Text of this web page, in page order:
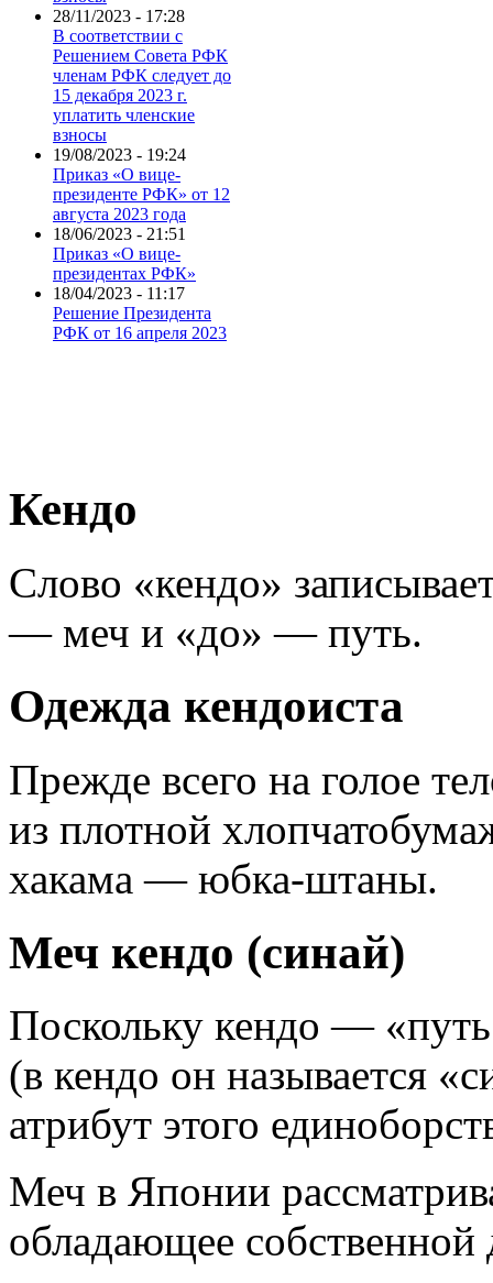
28/11/2023 - 17:28
В соответствии с
Решением Совета РФК
членам РФК следует до
15 декабря 2023 г.
уплатить членские
взносы
19/08/2023 - 19:24
Приказ «О вице-
президенте РФК» от 12
августа 2023 года
18/06/2023 - 21:51
Приказ «О вице-
президентах РФК»
18/04/2023 - 11:17
Решение Президента
РФК от 16 апреля 2023
Кендо
Слово «кендо»
— меч и «до» — путь.
Одежда кендоиста
Прежде всего на голое
из плотной
хакама — юбка-штаны.
Меч кендо (синай)
Поскольку кендо — «путь
(в кендо он называется
атрибут этого
Меч в Японии
обладающее